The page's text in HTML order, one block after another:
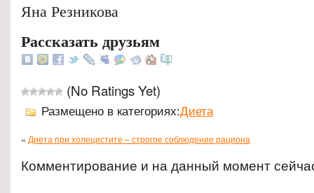
Яна Резникова
Рассказать друзьям
(No Ratings Yet)
Размещено в категориях:Диета
« Диета при холецистите – строгое соблюдение рациона
Комментирование и на данный момент